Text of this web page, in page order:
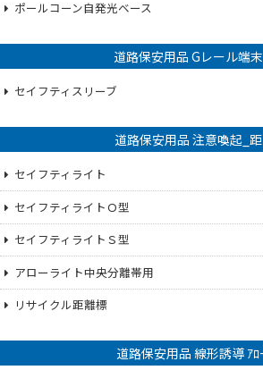
ポールコーン自発光ベース
道路保安用品 Gレール端
セイフティスリーブ
道路保安用品 注意喚起_
セイフティライト
セイフティライトＯ型
セイフティライトＳ型
アローライト中央分離帯用
リサイクル距離標
道路保安用品 線形誘導 ｱﾛ